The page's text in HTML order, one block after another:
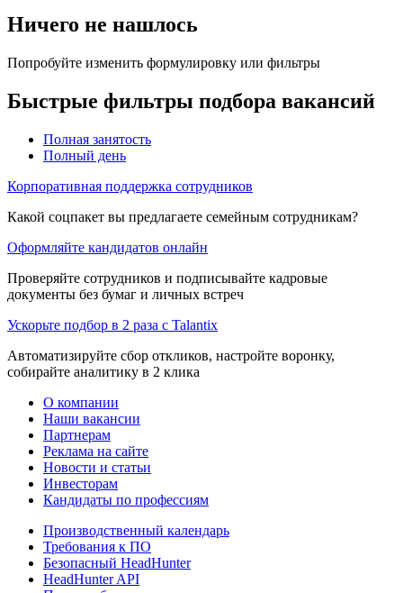
Ничего не нашлось
Попробуйте изменить формулировку или фильтры
Быстрые фильтры подбора вакансий
Полная занятость
Полный день
Корпоративная поддержка сотрудников
Какой соцпакет вы предлагаете семейным сотрудникам?
Оформляйте кандидатов онлайн
Проверяйте сотрудников и подписывайте кадровые
документы без бумаг и личных встреч
Ускорьте подбор в 2 раза с Talantix
Автоматизируйте сбор откликов, настройте воронку,
собирайте аналитику в 2 клика
О компании
Наши вакансии
Партнерам
Реклама на сайте
Новости и статьи
Инвесторам
Кандидаты по профессиям
Производственный календарь
Требования к ПО
Безопасный HeadHunter
HeadHunter API